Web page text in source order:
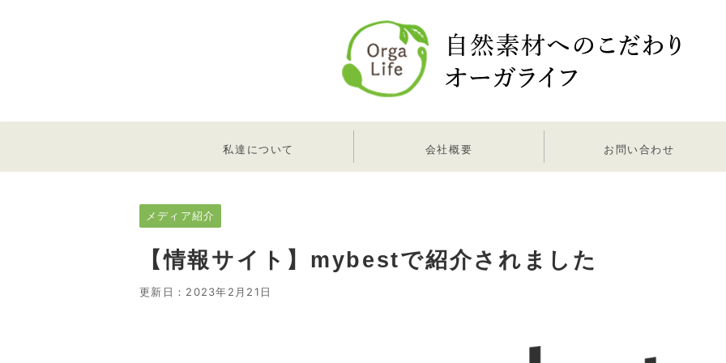
私達について 会社概要 お問い合わせ
メディア紹介
【情報サイト】mybestで紹介されました
更新日： 2023年2月21日